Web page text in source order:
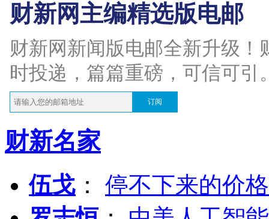
财新网主编精选版电邮
财新网新闻版电邮全新升级
时投递，篇篇重磅，可信可引
订阅
财新名家
伍戈 ： 停不下来的价